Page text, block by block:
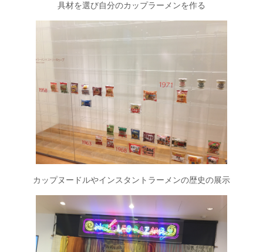
具材を選び自分のカップラーメンを作る
カップヌードルやインスタントラーメンの歴史の展示